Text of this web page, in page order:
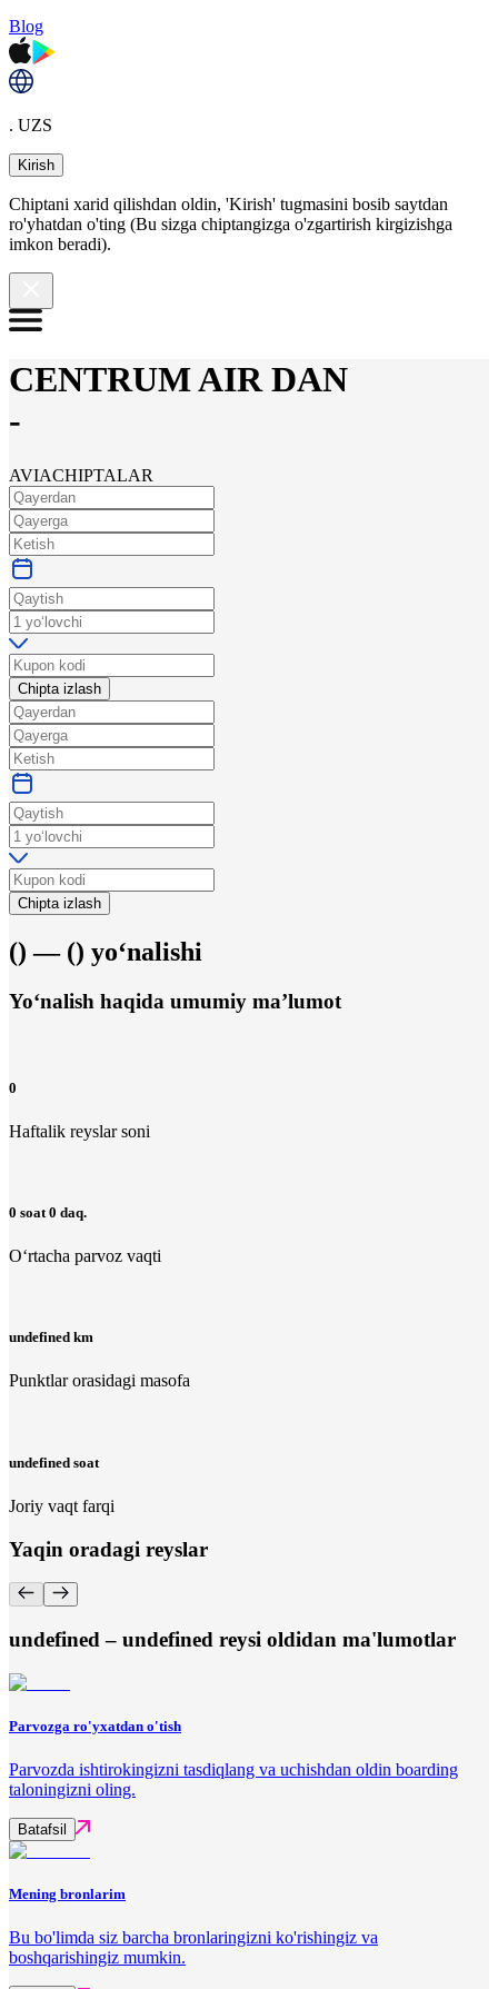
Blog
. UZS
Kirish
Chiptani xarid qilishdan oldin, 'Kirish' tugmasini bosib saytdan
ro'yhatdan o'ting (Bu sizga chiptangizga o'zgartirish kirgizishga
imkon beradi).
CENTRUM AIR DAN
-
AVIACHIPTALAR
Chipta izlash
Chipta izlash
() — () yo‘nalishi
Yo‘nalish haqida umumiy ma’lumot
0
Haftalik reyslar soni
0 soat 0 daq.
O‘rtacha parvoz vaqti
undefined km
Punktlar orasidagi masofa
undefined soat
Joriy vaqt farqi
Yaqin oradagi reyslar
undefined – undefined reysi oldidan ma'lumotlar
Parvozga ro'yxatdan o'tish
Parvozda ishtirokingizni tasdiqlang va uchishdan oldin boarding
taloningizni oling.
Batafsil
Mening bronlarim
Bu bo'limda siz barcha bronlaringizni ko'rishingiz va
boshqarishingiz mumkin.